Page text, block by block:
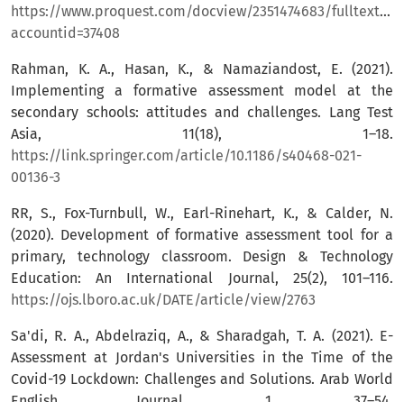
https://www.proquest.com/docview/2351474683/fulltextPDF/
accountid=37408
Rahman, K. A., Hasan, K., & Namaziandost, E. (2021).
Implementing a formative assessment model at the
secondary schools: attitudes and challenges. Lang Test
Asia, 11(18), 1–18.
https://link.springer.com/article/10.1186/s40468-021-
00136-3
RR, S., Fox-Turnbull, W., Earl-Rinehart, K., & Calder, N.
(2020). Development of formative assessment tool for a
primary, technology classroom. Design & Technology
Education: An International Journal, 25(2), 101–116.
https://ojs.lboro.ac.uk/DATE/article/view/2763
Sa'di, R. A., Abdelraziq, A., & Sharadgah, T. A. (2021). E-
Assessment at Jordan's Universities in the Time of the
Covid-19 Lockdown: Challenges and Solutions. Arab World